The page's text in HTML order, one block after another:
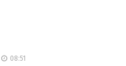
08:51